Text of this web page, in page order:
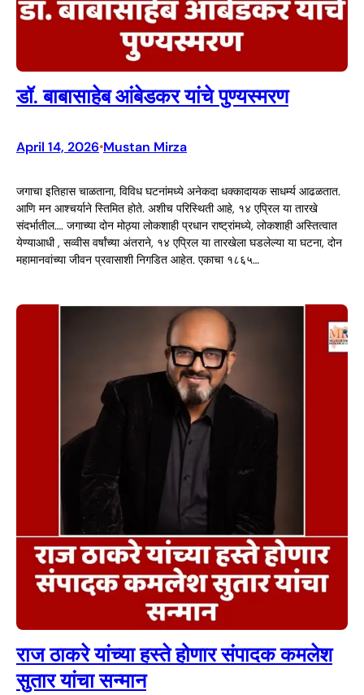
डॉ. बाबासाहेब आंबेडकर यांचे पुण्यस्मरण
April 14, 2026•Mustan Mirza
जगाचा इतिहास चाळताना, विविध घटनांमध्ये अनेकदा धक्कादायक साधर्म्य आढळतात.
आणि मन आश्चर्याने स्तिमित होते. अशीच परिस्थिती आहे, १४ एप्रिल या तारखे
संदर्भातील…. जगाच्या दोन मोठ्या लोकशाही प्रधान राष्ट्रांमध्ये, लोकशाही अस्तित्वात
येण्याआधी , सव्वीस वर्षांच्या अंतराने, १४ एप्रिल या तारखेला घडलेल्या या घटना, दोन
महामानवांच्या जीवन प्रवासाशी निगडित आहेत. एकाचा १८६५…
राज ठाकरे यांच्या हस्ते होणार संपादक कमलेश
सुतार यांचा सन्मान